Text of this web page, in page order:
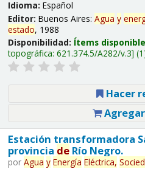
Idioma: Español
Editor: Buenos Aires: Agua y
estado, 1988
Disponibilidad: Ítems
topográfica: 621.374.5/A282/v.3
Hacer
Estación transformadora
provincia deRío Negro.
por Agua y Energía Eléctrica,